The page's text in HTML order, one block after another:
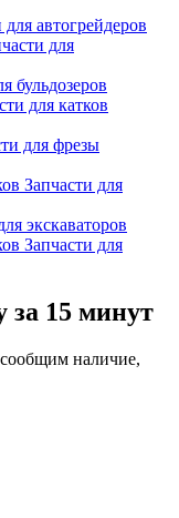
для автогрейдеров
для
бульдозеров
для катков
для фрезы
Запчасти для
экскаваторов
Запчасти для
за 15 минут
наличие,